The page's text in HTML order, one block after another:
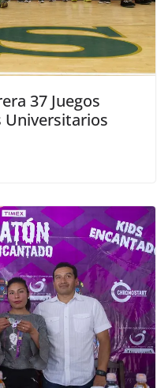
37 Juegos
Universitarios